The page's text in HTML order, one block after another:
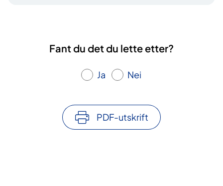
Fant du det du lette etter?
Ja Nei
PDF-utskrift